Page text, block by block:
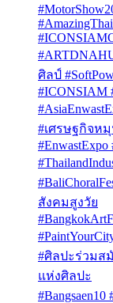
ศิลป์
#ICONSIAM
#เศรษฐกิจห
#EnwastExpo
สังคมสูงวัย
#ศิลปะร่วมสมั
แห่งศิลปะ